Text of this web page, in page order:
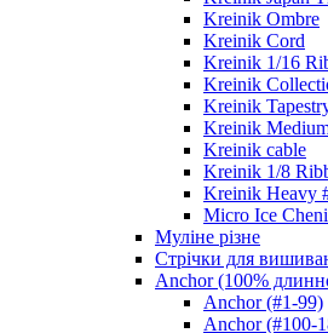
Kreinik Ombre
Kreinik Cord
Kreinik 1/16
Kreinik
Kreinik
Kreinik
Kreinik cable
Kreinik 1/8
Kreinik Heavy
Micro Ice
Муліне різне
Стрічки для
Anchor (100%
Anchor (#1-99)
Anchor (#100-